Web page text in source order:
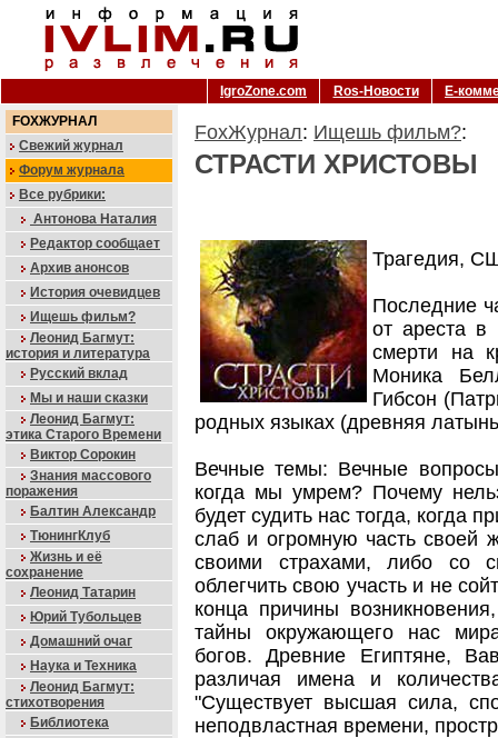
IgroZone.com Ros-Новости
Е-
FOXЖУРНАЛ
Свежий журнал
Форум журнала
Все рубрики:
Антонова Наталия
Редактор сообщает
Архив анонсов
История очевидцев
Ищешь фильм?
Леонид Багмут:
история и литература
Русский вклад
Мы и наши сказки
Леонид Багмут:
этика Старого Времени
Виктор Сорокин
Знания массового
поражения
Балтин Александр
ТюнингКлуб
Жизнь и её
сохранение
Леонид Татарин
Юрий Тубольцев
Домашний очаг
Наука и Техника
Леонид Багмут:
стихотворения
Библиотека
FoxЖурнал: Ищешь фильм?:
СТРАСТИ ХРИСТОВЫ
Трагедия,
Последние
от ареста в
смерти на
Моника
Гибсон
родных языках (древняя
Вечные темы: Вечные
когда мы умрем? Почему
будет судить нас тогда, когда
слаб и огромную часть своей
своими страхами, либо со
облегчить свою участь и не
конца причины
тайны окружающего нас
богов. Древние Египтяне,
различая имена и
"Существует высшая сила,
неподвластная времени,